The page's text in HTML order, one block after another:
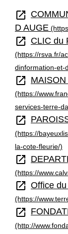
open_in_new
D AUGE
open_in_new CLIC du
(https://rsva.fr/
dinformation-et-
open_in_new
(https://
services-terre-
open_in_new
(https://
la-cote-fleurie/)
open_in_new
(https://
open_in_new Office
(https://
open_in_new
(http://